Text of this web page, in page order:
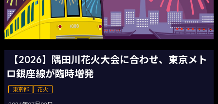
【2026】隅田川花火大会に合わせ、東京メト
ロ銀座線が臨時増発
東京都 花火